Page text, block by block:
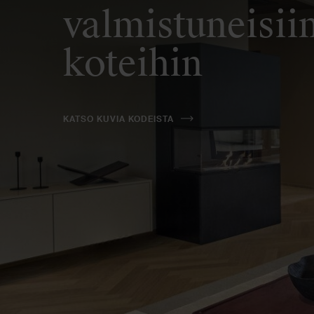
koteihin
KATSO KUVIA KODEISTA